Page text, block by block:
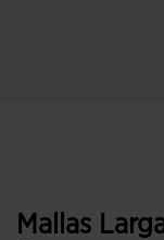
Mallas